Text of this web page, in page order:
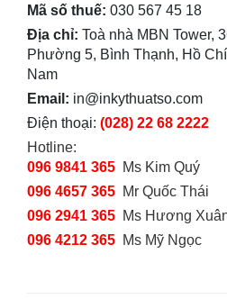
Mã số thuế: 030 567 45 18
Địa chỉ: Toà nhà MBN Tower,
Phường 5, Bình Thạnh, Hồ
Nam
Email: in@inkythuatso.com
Điện thoại: (028) 22 68 2222
Hotline:
096 9841 365 Ms Kim Quý
096 4657 365 Mr Quốc Thái
096 2941 365 Ms Hương
096 4212 365 Ms Mỹ Ngọc